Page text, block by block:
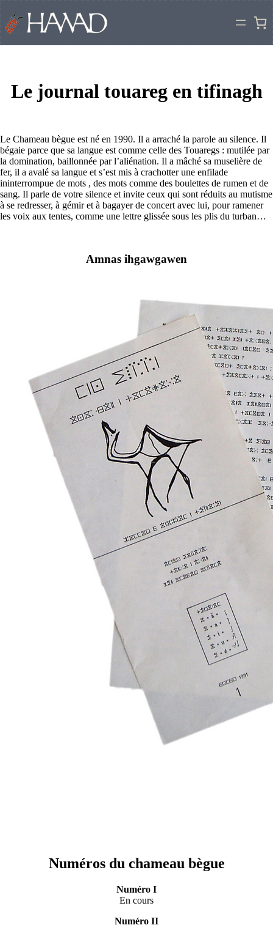
contenu
Le journal touareg en tifinagh
Le Chameau bègue est né en 1990. Il a arraché la parole au silence. Il
bégaie parce que sa langue est comme celle des Touaregs : mutilée par
la domination, baillonnée par l’aliénation. Il a mâché sa muselière de
fer, il a avalé sa langue et s’est mis à crachotter une enfilade
ininterrompue de mots , des mots comme des boulettes de rumen et de
sang. Il parle de votre silence et invite ceux qui sont réduits au mutisme
à se redresser, à gémir et à bagayer de concert avec lui, pour ramener
les voix aux tentes, comme une lettre glissée sous les plis du turban…
Amnas ihgawgawen
Numéros du chameau bègue
Numéro I
En cours
Numéro II